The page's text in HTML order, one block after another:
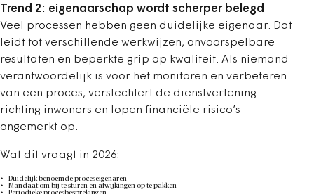
Trend 2: eigenaarschap wordt scherper belegd
Veel processen hebben geen duidelijke eigenaar. Dat
leidt tot verschillende werkwijzen, onvoorspelbare
resultaten en beperkte grip op kwaliteit. Als niemand
verantwoordelijk is voor het monitoren en verbeteren
van een proces, verslechtert de dienstverlening
richting inwoners en lopen financiële risico’s
ongemerkt op.
Wat dit vraagt in 2026:
Duidelijk benoemde proceseigenaren
Mandaat om bij te sturen en afwijkingen op te pakken